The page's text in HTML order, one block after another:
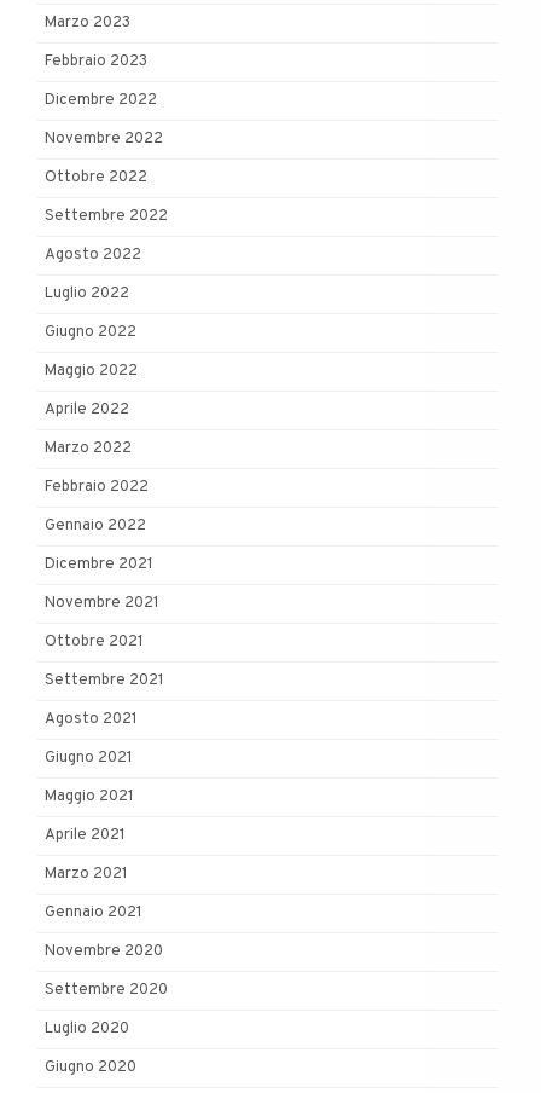
Marzo 2023
Febbraio 2023
Dicembre 2022
Novembre 2022
Ottobre 2022
Settembre 2022
Agosto 2022
Luglio 2022
Giugno 2022
Maggio 2022
Aprile 2022
Marzo 2022
Febbraio 2022
Gennaio 2022
Dicembre 2021
Novembre 2021
Ottobre 2021
Settembre 2021
Agosto 2021
Giugno 2021
Maggio 2021
Aprile 2021
Marzo 2021
Gennaio 2021
Novembre 2020
Settembre 2020
Luglio 2020
Giugno 2020